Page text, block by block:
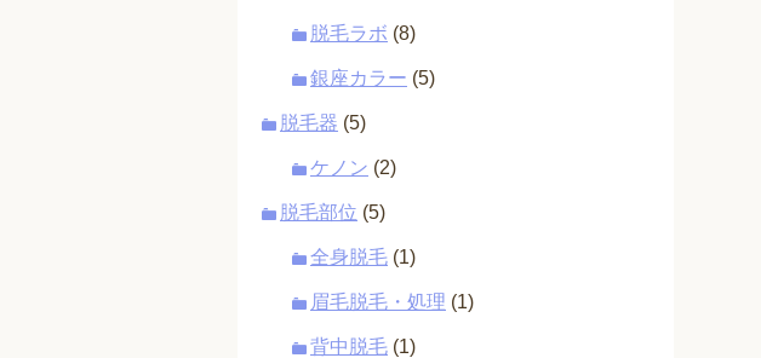
脱毛ラボ (8)
銀座カラー (5)
脱毛器 (5)
ケノン (2)
脱毛部位 (5)
全身脱毛 (1)
眉毛脱毛・処理 (1)
背中脱毛 (1)